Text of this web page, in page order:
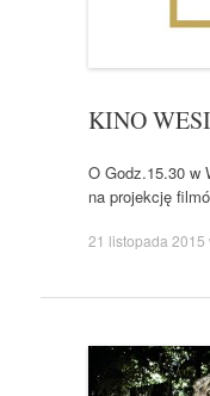
KINO
O Godz.15.30 w
na projekcję
21 listopada 2015